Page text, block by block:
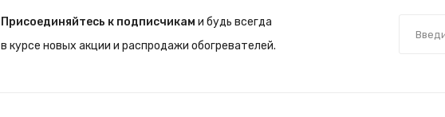
Присоединяйтесь к подписчикам и будь всегда
в курсе новых акции и распродажи обогревателей.